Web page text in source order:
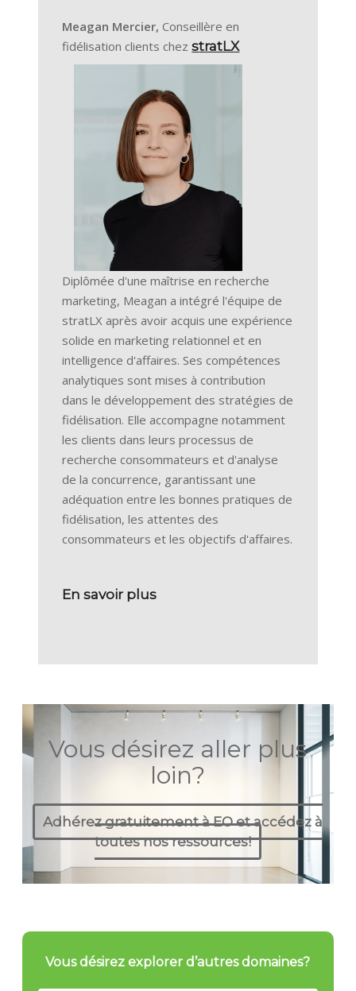
Meagan Mercier,Conseillère en
fidélisation clients chezstratLX
Diplômée d'une maîtrise en recherche
marketing, Meagan a intégré l'équipe de
stratLX après avoir acquis une expérience
solide en marketing relationnel et en
intelligence d'affaires. Ses compétences
analytiques sont mises à contribution
dans le développement des stratégies de
fidélisation. Elle accompagne notamment
les clients dans leurs processus de
recherche consommateurs et d'analyse
de la concurrence, garantissant une
adéquation entre les bonnes pratiques de
fidélisation, les attentes des
consommateurs et les objectifs d'affaires.
En savoir plus
Vous désirez aller plus
loin?
Adhérez gratuitement à EO et accédez à
toutes nos ressources!
Vous désirez explorer d’autres domaines?